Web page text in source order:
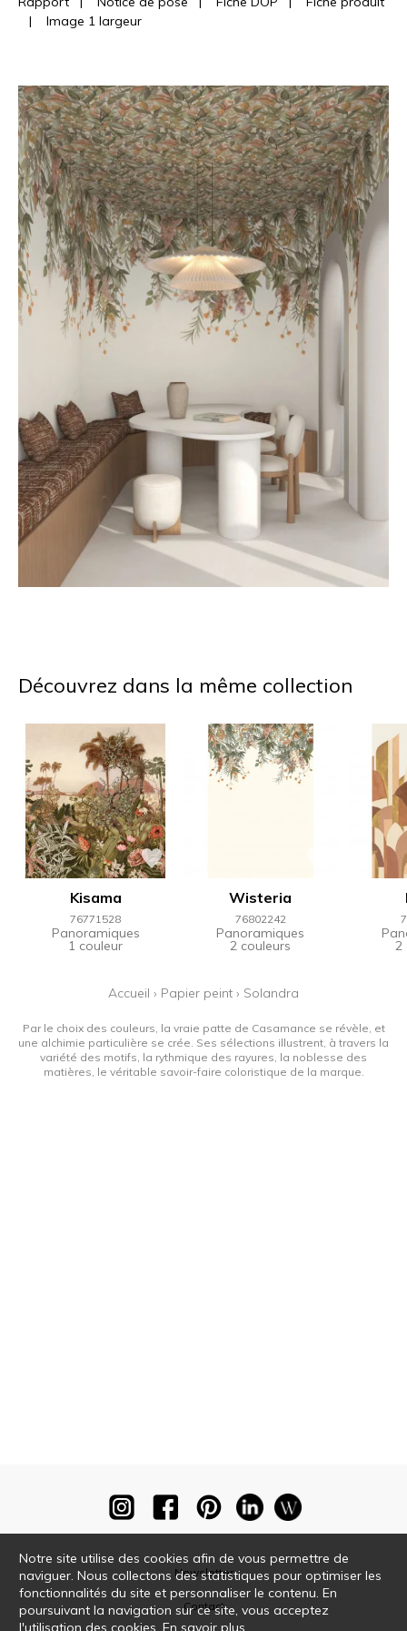
| Image 1 largeur
Découvrez dans la même collection
Kisama
76771528
Panoramiques
1 couleur
Wisteria
76802242
Panoramiques
2 couleurs 2
Accueil › Papier peint › Solandra
Par le choix des couleurs, la vraie patte de Casamance se révèle, et
une alchimie particulière se crée. Ses sélections illustrent, à travers la
variété des motifs, la rythmique des rayures, la noblesse des
matières, le véritable savoir-faire coloristique de la marque.
Newsletter
Contact
Notre site utilise des cookies afin de vous permettre de
naviguer. Nous collectons des statistiques pour optimiser les
fonctionnalités du site et personnaliser le contenu. En
poursuivant la navigation sur ce site, vous acceptez
l'utilisation des cookies.En savoir plus